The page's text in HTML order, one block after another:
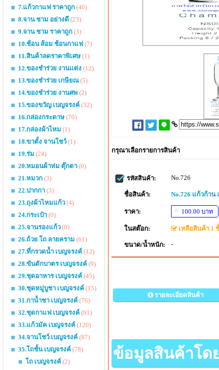
7.แก้วกาแฟ ราคาถูก (40)
8.จาน ชาม อย่างดี (23)
9.จาน ชาม ราคาถูก (3)
10.ช้อน ส้อม ช้อนกาแฟ (7)
11.สินค้าลดราคาพิเศษ (1)
12.ของชำร่วย งานแต่ง (12)
13.ของชำร่วย เกษียณ(5)
14.ของชำร่วย งานศพ (2)
15.ของขวัญ เบญจรงค์ (32)
16.กล่องกระดาษ (70)
17.กล่องผ้าไหม (1)
18.ขาตั้ง จานโชว์ (1)
19.ร่ม (24)
20.หมอนผ้าห่ม ตุ๊กตา (0)
21.หมวก (3)
22.ปากกา (3)
23.ถุงผ้าไหมแก้ว (4)
24.กระเป๋า (0)
25.จานรองแก้ว (0)
26.ถ้วย โถ ลายคราม (61)
27.ที่กรวดน้ำ เบญจรงค์ (12)
28.ขันตักบาตร เบญจรงค์ (9)
29.ชุดอาหาร เบญจรงค์ (45)
30.ชุดหมู่บูชา เบญจรงค์ (15)
31.กาน้ำชา เบญจรงค์ (76)
32.ชุดกาแฟ เบญจรงค์ (91)
33.แก้วมัค เบญจรงค์ (120)
34.จานโชว์ เบญจรงค์ (87)
35.โถชั้น เบญจรงค์ (78)
โถ เบญจรงค์ (2)
กรุณาเลือกรายการสินค้า
รหัสสินค้า: No.726
ชื่อสินค้า: No.726 แก้วก้าน
ราคา: 100.00 บาท
ในสต๊อก: เหลือสินค้า 1
ขนาด/น้ำหนัก: -
รายละเอียดสินค้า
ข้อมูลสินค้าโด